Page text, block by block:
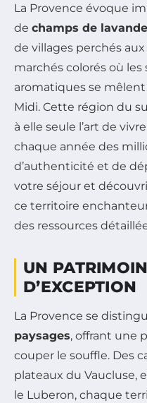
La Provence évoque
de champs de lavande
de villages perchés
marchés colorés où les
aromatiques se
Midi. Cette région du
à elle seule l’art de
chaque année des
d’authenticité et de
votre séjour et
ce territoire
des ressources
UN
D’EXCEPTION
La Provence se
paysages, offrant une
couper le souffle. Des
plateaux du Vaucluse,
le Luberon, chaque